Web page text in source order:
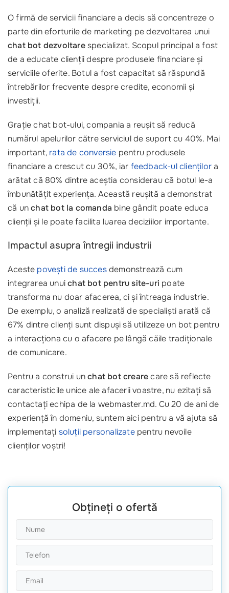
O firmă de servicii financiare a decis să concentreze o
parte din eforturile de marketing pe dezvoltarea unui
chat bot dezvoltarespecializat. Scopul principal a fost
de a educate clienții despre produsele financiare și
serviciile oferite. Botul a fost capacitat să răspundă
întrebărilor frecvente despre credite, economii și
investiții.
Grație chat bot-ului, compania a reușit să reducă
numărul apelurilor către serviciul de suport cu 40%. Mai
important, rata de conversie pentru produsele
financiare a crescut cu 30%, iar feedback-ul cliențilora
arătat că 80% dintre aceștia considerau că botul le-a
îmbunătățit experiența. Această reușită a demonstrat
că unchat bot la comanda bine gândit poate educa
clienții și le poate facilita luarea deciziilor importante.
Impactul asupra întregii industrii
Aceste povești de succesdemonstrează cum
integrarea unuichat bot pentru site-uri poate
transforma nu doar afacerea, ci și întreaga industrie.
De exemplu, o analiză realizată de specialiști arată că
67% dintre clienți sunt dispuși să utilizeze un bot pentru
a interacționa cu o afacere pe lângă căile tradiționale
de comunicare.
Pentru a construi unchat bot crearecare să reflecte
caracteristicile unice ale afacerii voastre, nu ezitați să
contactați echipa de la webmaster.md. Cu 20 de ani de
experiență în domeniu, suntem aici pentru a vă ajuta să
implementați soluții personalizatepentru nevoile
clienților voștri!
Obțineți o ofertă